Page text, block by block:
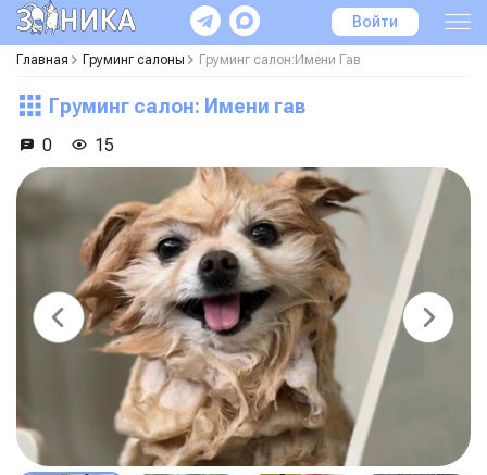
Войти
Главная Груминг салоны Груминг салон:Имени Гав
Груминг салон: Имени гав
0 15